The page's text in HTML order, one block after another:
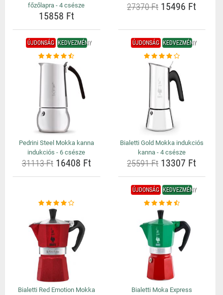
főzőlapra - 4 csésze
15858 Ft
27370 Ft15496 Ft
ÚJDONSÁG KEDVEZMÉNY
Pedrini Steel Mokka kanna
indukciós - 6 csésze
31113 Ft16408 Ft
ÚJDONSÁG KEDVEZMÉNY
Bialetti Gold Mokka indukciós
kanna - 4 csésze
25591 Ft13307 Ft
Bialetti Red Emotion Mokka
ÚJDONSÁG KEDVEZMÉNY
Bialetti Moka Express